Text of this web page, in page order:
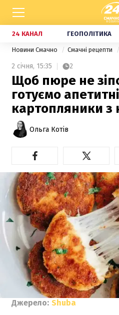
24 КАНАЛ ГЕОПОЛІТИКА
Новини Смачно Смачні рецепти
2 січня, 15:35 2
Щоб пюре не
готуємо апетитні
картопляники
Ольга Котів
Джерело: Shuba